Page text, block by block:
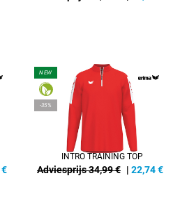
€
NEW
-35%
INTRO TRAINING TOP
Adviesprijs 34,99 € | 22,74€